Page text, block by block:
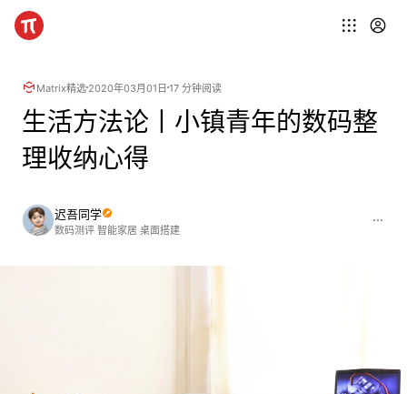
Matrix精选 2020年03月01日 17 分钟阅读
生活方法论丨小镇青年的数码整
理收纳心得
迟吾同学
数码测评 智能家居 桌面搭建